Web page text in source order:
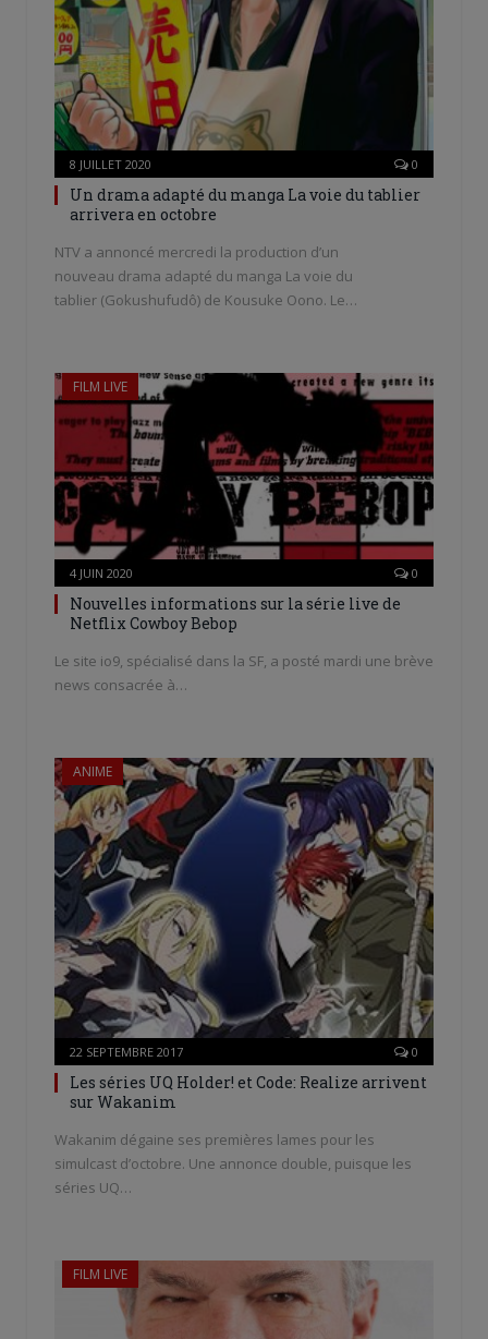
8 JUILLET 2020 0
Un drama adapté du manga La voie du tablier
arrivera en octobre
NTV a annoncé mercredi la production d’un
nouveau drama adapté du manga La voie du
tablier (Gokushufudô) de Kousuke Oono. Le…
FILM LIVE
4 JUIN 2020 0
Nouvelles informations sur la série live de
Netflix Cowboy Bebop
Le site io9, spécialisé dans la SF, a posté mardi une brève
news consacrée à…
ANIME
22 SEPTEMBRE 2017 0
Les séries UQ Holder! et Code: Realize arrivent
sur Wakanim
Wakanim dégaine ses premières lames pour les
simulcast d’octobre. Une annonce double, puisque les
séries UQ…
FILM LIVE